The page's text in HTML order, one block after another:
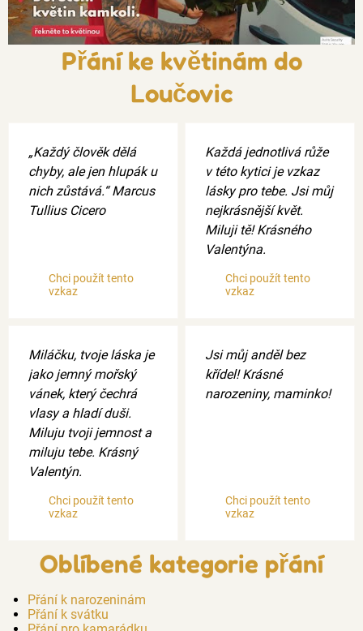
Přání ke květinám do
Loučovic
„Každý člověk dělá
chyby, ale jen hlupák u
nich zůstává.“ Marcus
Tullius Cicero
Chci použít tento
vzkaz
Každá jednotlivá růže
v této kytici je vzkaz
lásky pro tebe. Jsi můj
nejkrásnější květ.
Miluji tě! Krásného
Valentýna.
Chci použít tento
vzkaz
Miláčku, tvoje láska je
jako jemný mořský
vánek, který čechrá
vlasy a hladí duši.
Miluju tvoji jemnost a
miluju tebe. Krásný
Valentýn.
Chci použít tento
vzkaz
Jsi můj anděl bez
křídel! Krásné
narozeniny, maminko!
Chci použít tento
vzkaz
Oblíbené kategorie přání
Přání k narozeninám
Přání k svátku